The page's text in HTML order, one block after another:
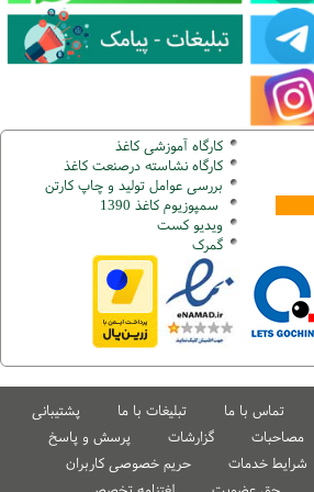
کارگاه آموزشی کاغذ
کارگاه نشاسته درصنعت کاغذ
بررسی عوامل تولید و چاپ کارتن
سمپوزیوم کاغذ 1390
ویدیو کست
گمرک
تماس با ما تبلیغات با ما
پشتیبانی
مصاحبات گزارشات
پرسش و پاسخ
شرایط خدمات
حریم خصوصی کاربران